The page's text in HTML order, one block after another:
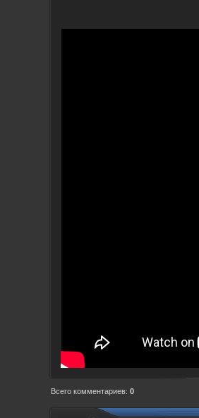
Всего комментариев: 0